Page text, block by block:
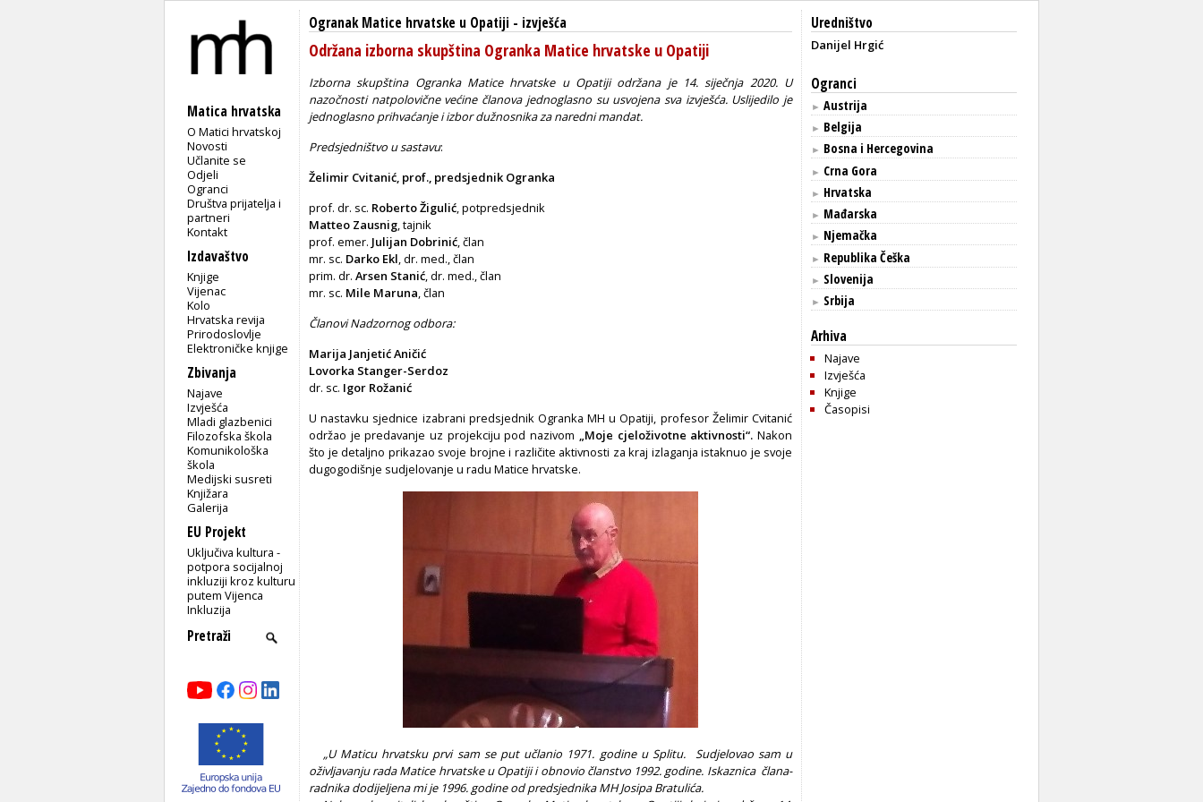
Matica hrvatska
O Matici hrvatskoj
Novosti
Učlanite se
Odjeli
Ogranci
Društva prijatelja i
partneri
Kontakt
Izdavaštvo
Knjige
Vijenac
Kolo
Hrvatska revija
Prirodoslovlje
Elektroničke knjige
Zbivanja
Najave
Izvješća
Mladi glazbenici
Filozofska škola
Komunikološka
škola
Medijski susreti
Knjižara
Galerija
EU Projekt
Uključiva kultura -
potpora socijalnoj
inkluziji kroz kulturu
putem Vijenca
Inkluzija
Ogranak Matice hrvatske u Opatiji - izvješća
Održana izborna skupština Ogranka Matice hrvatske u Opatiji
Izborna skupština Ogranka Matice hrvatske u Opatiji održana je 14. siječnja 2020. U
nazočnosti natpolovične većine članova jednoglasno su usvojena sva izvješća. Uslijedilo je
jednoglasno prihvaćanje i izbor dužnosnika za naredni mandat.
Predsjedništvo u sastavu:
Želimir Cvitanić, prof., predsjednik Ogranka
prof. dr. sc. Roberto Žigulić , potpredsjednik
Matteo Zausnig , tajnik
prof. emer. Julijan Dobrinić , član
mr. sc. Darko Ekl , dr. med., član
prim. dr. Arsen Stanić , dr. med., član
mr. sc. Mile Maruna , član
Članovi Nadzornog odbora:
Marija Janjetić Aničić
Lovorka Stanger-Serdoz
dr. sc. Igor Rožanić
U nastavku sjednice izabrani predsjednik Ogranka MH u Opatiji, profesor Želimir Cvitanić
održao je predavanje uz projekciju pod nazivom
„Moje cjeloživotne aktivnosti“.Nakon
što je detaljno prikazao svoje brojne i različite aktivnosti za kraj izlaganja istaknuo je svoje
dugogodišnje sudjelovanje u radu Matice hrvatske.
„U Maticu hrvatsku prvi sam se put učlanio 1971. godine u Splitu. Sudjelovao sam u
oživljavanju rada Matice hrvatske u Opatiji i obnovio članstvo 1992. godine. Iskaznica člana-
radnika dodijeljena mi je 1996. godine od predsjednika MH Josipa Bratulića.
Uredništvo
Danijel Hrgić
Ogranci
► Austrija
► Belgija
► Bosna i Hercegovina
► Crna Gora
► Hrvatska
► Mađarska
► Njemačka
► Republika Češka
► Slovenija
► Srbija
Arhiva
Najave
Izvješća
Knjige
Časopisi